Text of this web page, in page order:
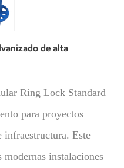
de alta
Ring Lock Standard
para proyectos
infraestructura. Este
modernas instalaciones